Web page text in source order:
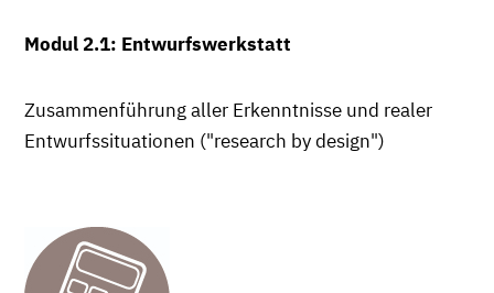
Modul 2.1: Entwurfswerkstatt
Zusammenführung aller Erkenntnisse und realer
Entwurfssituationen ("research by design")